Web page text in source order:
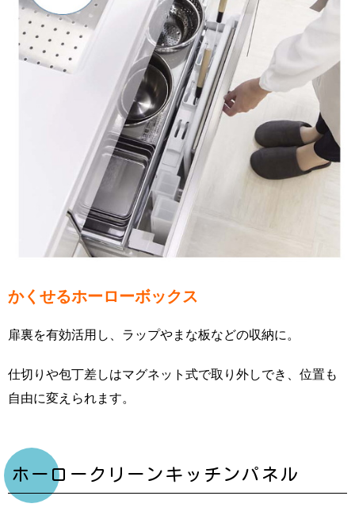
かくせるホーローボックス
扉裏を有効活用し、ラップやまな板などの収納に。
仕切りや包丁差しはマグネット式で取り外しでき、位置も
自由に変えられます。
ホーロークリーンキッチンパネル